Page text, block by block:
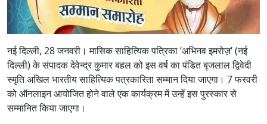
नई दिल्ली, 28 जनवरी। मासिक साहित्यिक पत्रिका ‘अभिनव इमरोज़’ (नई
दिल्ली) के संपादक देवेन्द्र कुमार बहल को इस वर्ष का पंडित बृजलाल द्विवेदी
स्मृति अखिल भारतीय साहित्यिक पत्रकारिता सम्मान दिया जाएगा। 7 फरवरी
को ऑनलाइन आयोजित होने वाले एक कार्यक्रम में उन्हें इस पुरस्कार से
सम्मानित किया जाएगा।